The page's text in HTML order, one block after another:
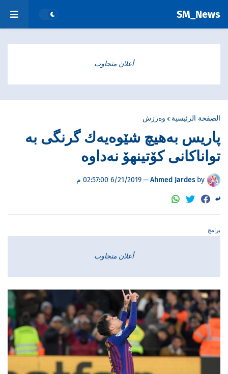
SM_News
أعلان متجاوب
الصفحة الرئيسية وەرزش
پاریس به‌هیچ شێوه‌یه‌ك گرنگی‌ به‌
تواناكانی‌ كۆتینهۆ نه‌داوه‌
by
Ahmed Jardes
—6/21/2019 02:57:00 م
برامج
أعلان متجاوب